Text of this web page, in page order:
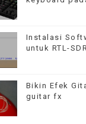
Instalasi
untuk RTL-
Bikin Efek
guitar fx